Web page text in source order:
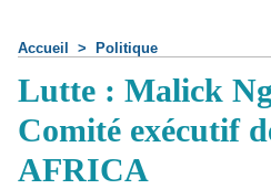
Accueil > Politique
Lutte : Malick
Comité exécutif
AFRICA